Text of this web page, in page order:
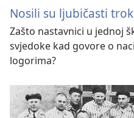
Nosili su ljubičasti
Zašto nastavnici u jednoj
svjedoke kad govore o
logorima?